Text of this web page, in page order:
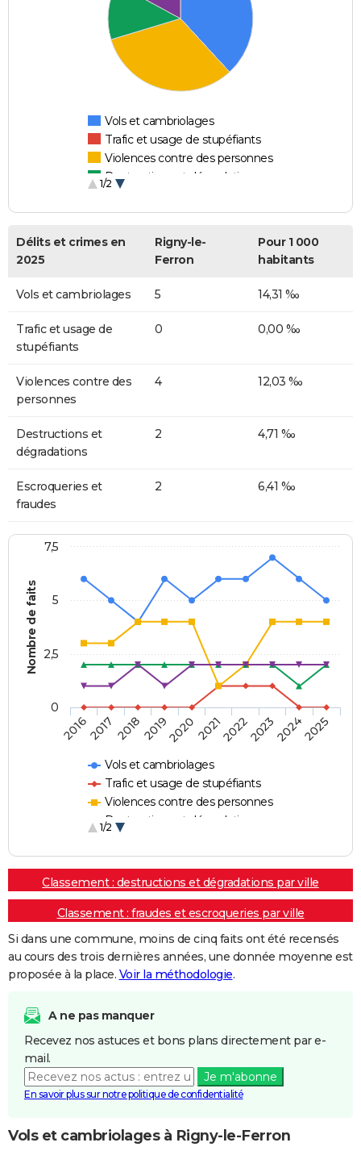
Vols et cambriolages
Trafic et usage de stupéfiants
Violences contre des personnes
Destructions et dégradations
1/2
Délits et crimes en
2025
Rigny-le-
Ferron
Pour 1 000
habitants
Vols et cambriolages 5 14,31 ‰
Trafic et usage de
stupéfiants
0 0,00 ‰
Violences contre des
personnes
4 12,03 ‰
Destructions et
dégradations
2 4,71 ‰
Escroqueries et
fraudes
2 6,41 ‰
Nombre de faits
Vols et cambriolages
Trafic et usage de stupéfiants
Violences contre des personnes
Destructions et dégradations
1/2
20162017 20182019202020212022202320242025
0
2,5
5
7,5
Classement : destructions et dégradations par ville
Classement : fraudes et escroqueries par ville
Si dans une commune, moins de cinq faits ont été recensés
au cours des trois dernières années, une donnée moyenne est
proposée à la place. Voir la méthodologie.
A ne pas manquer
Recevez nos astuces et bons plans directement par e-
mail.
Je m'abonne
En savoir plus sur notre politique de confidentialité
Vols et cambriolages à Rigny-le-Ferron